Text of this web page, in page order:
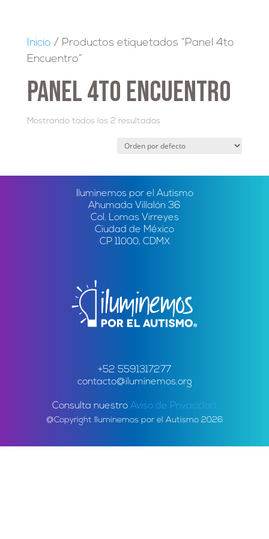
Inicio / Productos etiquetados “Panel 4to
Encuentro”
Panel 4to Encuentro
Mostrando todos los 2 resultados
Iluminemos por el Autismo
Ahumada Villalón 36
Col. Lomas Virreyes
Ciudad de México
CP 11000, CDMX
+52 5591317277
contacto@iluminemos.org
Consulta nuestro Aviso de Privacidad
@Copyright Iluminemos por el Autismo 2026